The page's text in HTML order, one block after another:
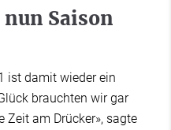
Saison
ist damit wieder ein
brauchten wir gar
Zeit am Drücker», sagte